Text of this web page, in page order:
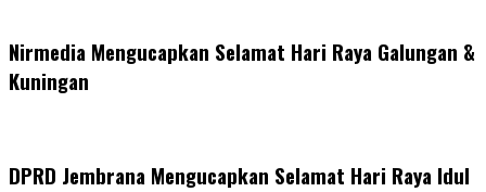
Nirmedia Mengucapkan Selamat Hari Raya Galungan &
Kuningan
DPRD Jembrana Mengucapkan Selamat Hari Raya Idul